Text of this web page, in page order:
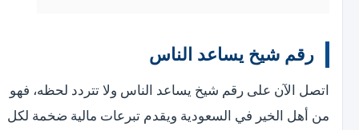
رقم شيخ يساعد الناس
اتصل الآن على رقم شيخ يساعد الناس ولا تتردد لحظه، فهو
من أهل الخير في السعودية ويقدم تبرعات مالية ضخمة لكل